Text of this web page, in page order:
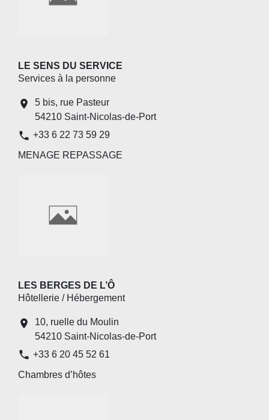
LE SENS DU SERVICE
Services à la personne
location_on
5 bis, rue Pasteur
54210 Saint-Nicolas-de-Port
phone +33 6 22 73 59 29
MENAGE REPASSAGE
LES BERGES DE L’Ô
Hôtellerie / Hébergement
location_on
10, ruelle du Moulin
54210 Saint-Nicolas-de-Port
phone +33 6 20 45 52 61
Chambres d’hôtes